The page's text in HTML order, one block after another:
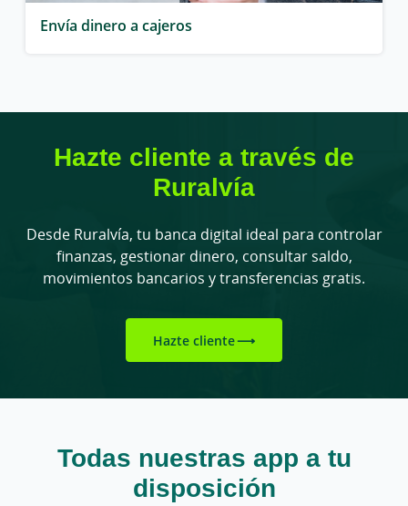
Envía dinero a cajeros
Hazte cliente a través de
Ruralvía
Desde Ruralvía, tu banca digital ideal para controlar
finanzas, gestionar dinero, consultar saldo,
movimientos bancarios y transferencias gratis.
Hazte cliente
Todas nuestras app a tu
disposición